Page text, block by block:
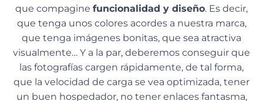
que compagine funcionalidad y diseño. Es decir,
que tenga unos colores acordes a nuestra marca,
que tenga imágenes bonitas, que sea atractiva
visualmente… Y a la par, deberemos conseguir que
las fotografías cargen rápidamente, de tal forma,
que la velocidad de carga se vea optimizada, tener
un buen hospedador, no tener enlaces fantasma,